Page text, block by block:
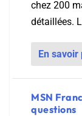
chez 200
détaillées.
En savoir
MSN
questions